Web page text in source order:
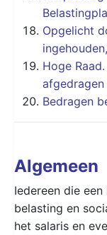
Opgelicht
Hoge
afgedragen
Bedragen
Algemeen
Iedereen die
belasting en
het salaris en